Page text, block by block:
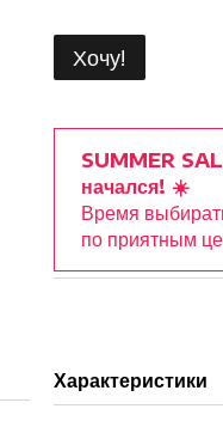
Хочу!
SUMMER
начался! ☀️
Время
по приятным
Характеристики